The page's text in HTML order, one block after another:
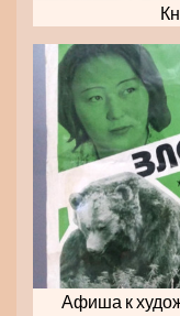
Афиша к